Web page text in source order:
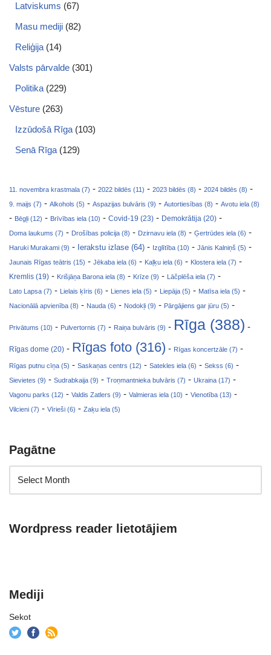
Latviskums (67)
Masu mediji (82)
Reliģija (14)
Valsts pārvalde (301)
Politika (229)
Vēsture (263)
Izzūdošā Rīga (103)
Senā Rīga (129)
11. novembra krastmala (7) - 2022 bildēs (11) - 2023 bildēs (8) - 2024 bildēs (8) -
9. maijs (7) - Alkohols (5) - Aspazijas bulvāris (9) - Autortiesības (8) - Avotu iela (8)
- Bēgļi (12) - Brīvības iela (10) - Covid-19 (23) - Demokrātija (20) -
Doma laukums (7) - Drošības policija (8) - Dzirnavu iela (8) - Ģertrūdes iela (6) -
Haruki Murakami (9) - Ierakstu izlase (64) - Izglītība (10) - Jānis Kalniņš (5) -
Jaunais Rīgas teātris (15) - Jēkaba iela (6) - Kaļķu iela (6) - Klostera iela (7) -
Kremlis (19) - Krišjāņa Barona iela (8) - Krīze (9) - Lāčplēša iela (7) -
Lato Lapsa (7) - Lielais ķīris (6) - Lienes iela (5) - Liepāja (5) - Matīsa iela (5) -
Nacionālā apvienība (8) - Nauda (6) - Nodokļi (9) - Pārgājiens gar jūru (5) -
Privātums (10) - Pulvertornis (7) - Raiņa bulvāris (9) - Rīga (388) -
Rīgas dome (20) - Rīgas foto (316) - Rīgas koncertzāle (7) -
Rīgas putnu cīņa (5) - Saskaņas centrs (12) - Satekles iela (6) - Sekss (6) -
Sievietes (9) - Sudrabkaija (9) - Troņmantnieka bulvāris (7) - Ukraina (17) -
Vagonu parks (12) - Valdis Zatlers (9) - Valmieras iela (10) - Vienotība (13) -
Vilcieni (7) - Vīrieši (6) - Zaķu iela (5)
Pagātne
Wordpress reader lietotājiem
Mediji
Sekot